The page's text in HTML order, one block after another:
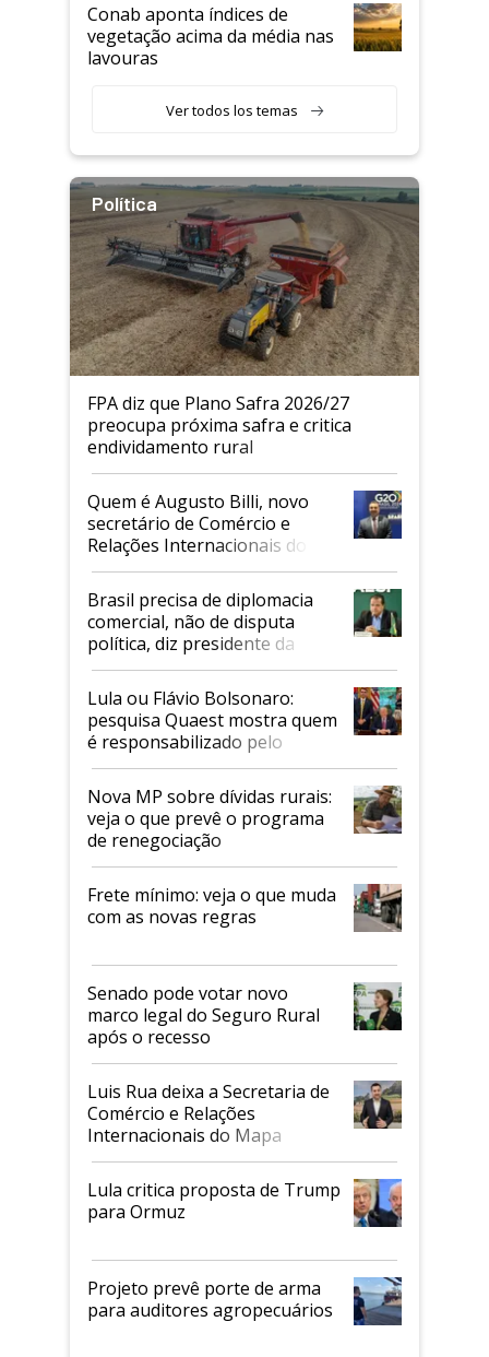
Conab aponta índices de
vegetação acima da média nas
lavouras
Ver todos los temas
Política
FPA diz que Plano Safra 2026/27
preocupa próxima safra e critica
endividamento rural
Quem é Augusto Billi, novo
secretário de Comércio e
Relações Internacionais do
Mapa
Brasil precisa de diplomacia
comercial, não de disputa
política, diz presidente da
Faesp
Lula ou Flávio Bolsonaro:
pesquisa Quaest mostra quem
é responsabilizado pelo
tarifaço dos EUA
Nova MP sobre dívidas rurais:
veja o que prevê o programa
de renegociação
Frete mínimo: veja o que muda
com as novas regras
Senado pode votar novo
marco legal do Seguro Rural
após o recesso
Luis Rua deixa a Secretaria de
Comércio e Relações
Internacionais do Mapa
Lula critica proposta de Trump
para Ormuz
Projeto prevê porte de arma
para auditores agropecuários